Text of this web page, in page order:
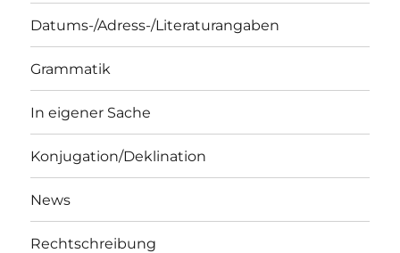
Datums-/Adress-/Literaturangaben
Grammatik
In eigener Sache
Konjugation/Deklination
News
Rechtschreibung